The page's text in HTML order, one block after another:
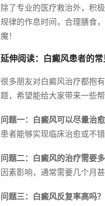
除了专业的医疗救治外，积
规律的作息时间，合理膳食
魔！
延伸阅读：白癜风患者的
很多朋友对白癜风治疗都抱
题，希望能给大家带来一些
问题一：白癜风可以尽量治愈
患者能够实现临床治愈或不
问题二：白癜风的治疗需要多
因素影响，通常需要几个月甚
问题三：白癜风反复率高吗？